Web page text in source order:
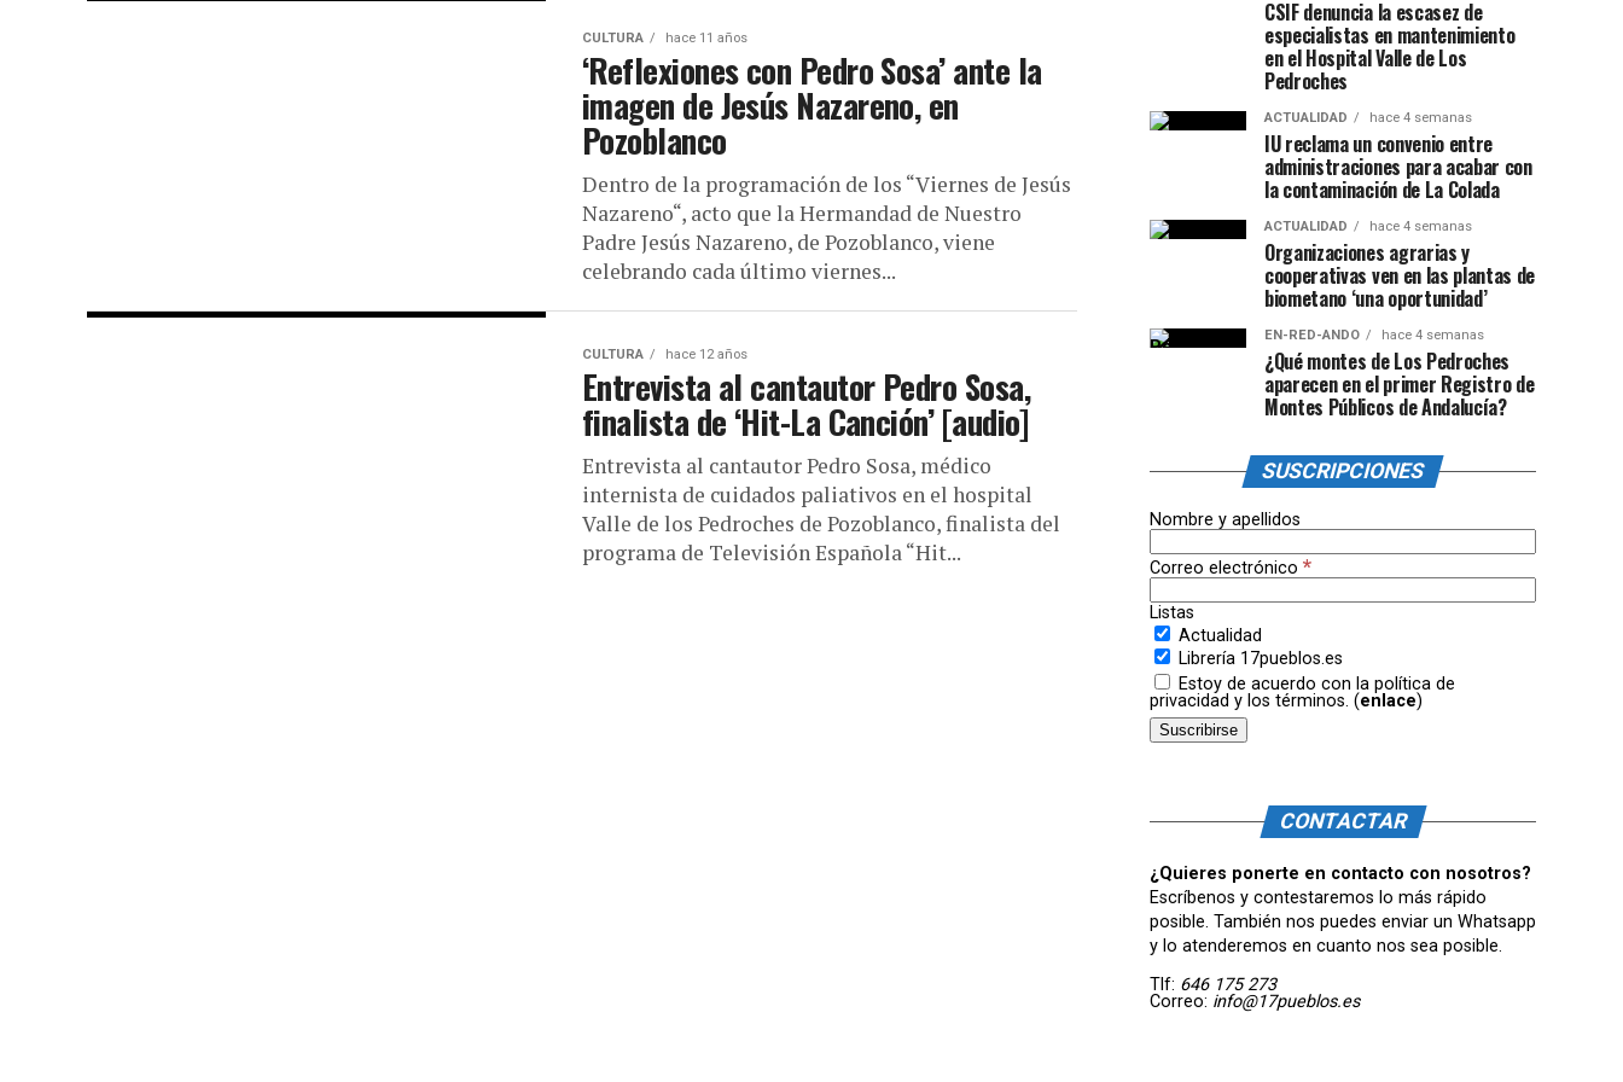
CULTURA hace 11 años
‘Reflexiones con Pedro Sosa’ ante la
imagen de Jesús Nazareno, en
Pozoblanco
Dentro de la programación de los “Viernes de Jesús
Nazareno“, acto que la Hermandad de Nuestro
Padre Jesús Nazareno, de Pozoblanco, viene
celebrando cada último viernes...
CULTURA hace 12 años
Entrevista al cantautor Pedro Sosa,
finalista de ‘Hit-La Canción’ [audio]
Entrevista al cantautor Pedro Sosa, médico
internista de cuidados paliativos en el hospital
Valle de los Pedroches de Pozoblanco, finalista del
programa de Televisión Española “Hit...
CSIF denuncia la escasez de
especialistas en mantenimiento
en el Hospital Valle de Los
Pedroches
ACTUALIDAD hace 4 semanas
IU reclama un convenio entre
administraciones para acabar con
la contaminación de La Colada
ACTUALIDAD hace 4 semanas
Organizaciones agrarias y
cooperativas ven en las plantas de
biometano ‘una oportunidad’
EN-RED-ANDO hace 4 semanas
¿Qué montes de Los Pedroches
aparecen en el primer Registro de
Montes Públicos de Andalucía?
SUSCRIPCIONES
Nombre y apellidos
Correo electrónico *
Listas
Actualidad
Librería 17pueblos.es
Estoy de acuerdo con la política de
privacidad y los términos. (enlace)
CONTACTAR
¿Quieres ponerte en contacto con nosotros?
Escríbenos y contestaremos lo más rápido
posible. También nos puedes enviar un Whatsapp
y lo atenderemos en cuanto nos sea posible.
Tlf: 646 175 273
Correo: info@17pueblos.es